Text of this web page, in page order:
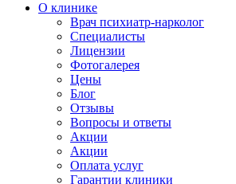
О клинике
Врач психиатр-нарколог
Специалисты
Лицензии
Фотогалерея
Цены
Блог
Отзывы
Вопросы и ответы
Акции
Акции
Оплата услуг
Гарантии клиники